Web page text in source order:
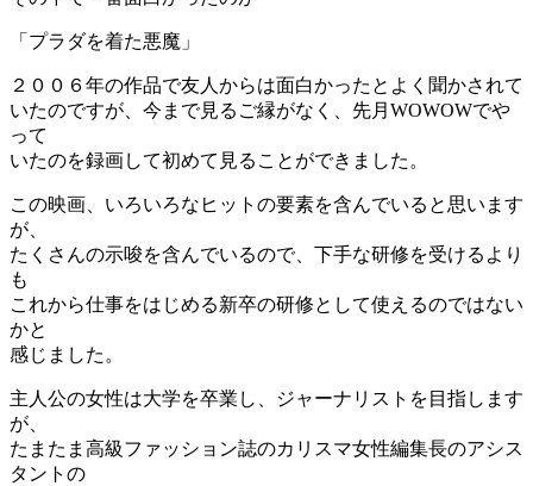
「プラダを着た悪魔」
２００６年の作品で友人からは面白かったとよく聞かされて
いたのですが、今まで見るご縁がなく、先月WOWOWでや
って
いたのを録画して初めて見ることができました。
この映画、いろいろなヒットの要素を含んでいると思います
が、
たくさんの示唆を含んでいるので、下手な研修を受けるより
も
これから仕事をはじめる新卒の研修として使えるのではない
かと
感じました。
主人公の女性は大学を卒業し、ジャーナリストを目指します
が、
たまたま高級ファッション誌のカリスマ女性編集長のアシス
タントの